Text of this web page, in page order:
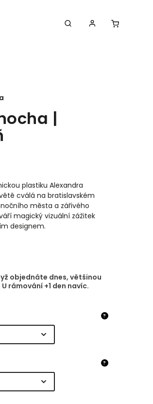
|
plastiku Alexandra
cválá na bratislavském
města a zářivého
magický vizuální zážitek
designem.
objednáte dnes, většinou
rámování +1 den navíc.
?
?